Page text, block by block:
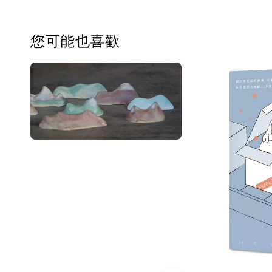
您可能也喜歡